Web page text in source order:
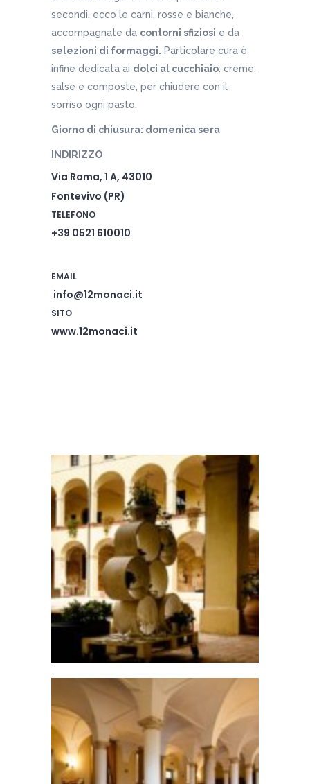
secondi, ecco le carni, rosse e bianche,
accompagnate da contorni sfiziosi e da
selezioni di formaggi. Particolare cura è
infine dedicata ai dolci al cucchiaio: creme,
salse e composte, per chiudere con il
sorriso ogni pasto.
Giorno di chiusura: domenica sera
INDIRIZZO
Via Roma, 1 A, 43010
Fontevivo (PR)
TELEFONO
+39 0521 610010
EMAIL
info@12monaci.it
SITO
www.12monaci.it